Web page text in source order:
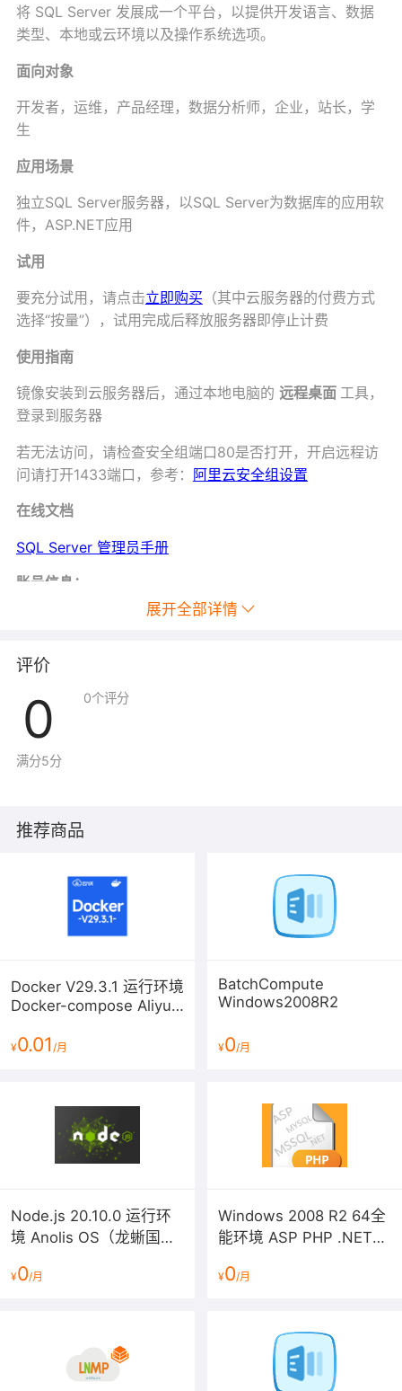
将 SQL Server 发展成一个平台，以提供开发语言、数据
类型、本地或云环境以及操作系统选项。
面向对象
开发者，运维，产品经理，数据分析师，企业，站长，学
生
应用场景
独立SQL Server服务器，以SQL Server为数据库的应用软
件，ASP.NET应用
试用
要充分试用，请点击立即购买 （其中云服务器的付费方式
选择“按量”），试用完成后释放服务器即停止计费
使用指南
镜像安装到云服务器后，通过本地电脑的 远程桌面 工具，
登录到服务器
若无法访问，请检查安全组端口80是否打开，开启远程访
问请打开1433端口，参考： 阿里云安全组设置
在线文档
SQL Server 管理员手册
账号信息：
SQL Server 身份认证
登录名：sa
密码：@8[*SU!xG?"UrT4Csa?#
链接工具
二，声明
2、镜像操作系统为公司定制，并经过反复测试验证，请
费镜像为镜像制作费用，除镜像本身默认环境问题，均不
3、部分付费镜像有安全加固，但不保证服务器绝对安
全，互联网中不存在绝对安全的服务器，请做好代码安
全，并培养良好的使用习惯。
展开全部详情
评价
0
满分5分
0个评分
推荐商品
Docker V29.3.1 运行环境
Docker-compose Aliyun
¥0.01 /月
BatchCompute
Windows2008R2
¥0/月
Node.js 20.10.0 运行环
境 Anolis OS（龙蜥国产
¥0/月
Windows 2008 R2 64全
能环境 ASP PHP .NET
¥0/月